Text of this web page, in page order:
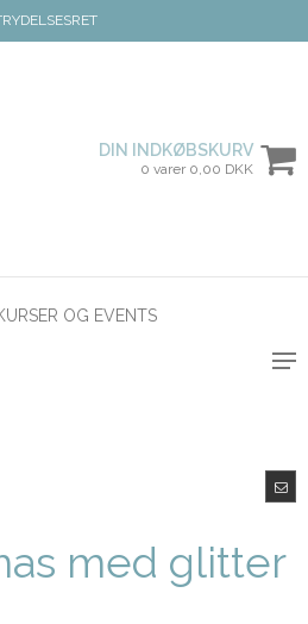
DIN INDKØBSKURV
0 varer 0,00 DKK
OG EVENTS
med glitter